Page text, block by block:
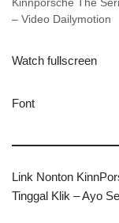
Kinnporsche The
– Video Dailymotion
Watch fullscreen
Font
Link Nonton
Tinggal Klik – Ayo